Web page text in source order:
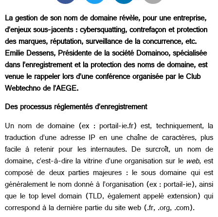
La gestion de son nom de domaine révèle, pour une entreprise,
d’enjeux sous-jacents : cybersquatting, contrefaçon et protection
des marques, réputation, surveillance de la concurrence, etc.
Emilie Dessens, Présidente de la société Domainoo, spécialisée
dans l’enregistrement et la protection des noms de domaine, est
venue le rappeler lors d’une conférence organisée par le Club
Webtechno de l’AEGE.
Des processus réglementés d’enregistrement
Un nom de domaine (ex : portail-ie.fr) est, techniquement, la
traduction d’une adresse IP en une chaîne de caractères, plus
facile à retenir pour les internautes. De surcroît, un nom de
domaine, c’est-à-dire la vitrine d’une organisation sur le web, est
composé de deux parties majeures : le sous domaine qui est
généralement le nom donné à l’organisation (ex : portail-ie), ainsi
que le top level domain (TLD, également appelé extension) qui
correspond à la dernière partie du site web (.fr, .org, .com).